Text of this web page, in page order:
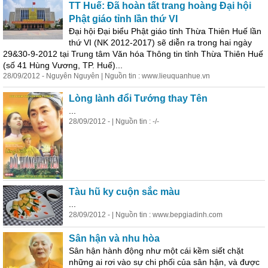
TT Huế: Đã hoàn tất trang hoàng Đại hội
Phật giáo tỉnh lần thứ VI
Đại hội Đại biểu Phật giáo tỉnh Thừa Thiên Huế lần
thứ VI (NK 2012-2017) sẽ diễn ra trong hai ngày
29&30-9-2012 tại Trung tâm Văn hóa Thông tin tỉnh Thừa Thiên Huế
(số 41 Hùng Vương, TP. Huế)...
28/09/2012 - Nguyên Nguyên | Nguồn tin : www.lieuquanhue.vn
Lòng lành đổi Tướng thay Tên
28/09/2012 - | Nguồn tin : -/-
Tàu hũ ky cuộn sắc màu
28/09/2012 - | Nguồn tin : www.bepgiadinh.com
Sân hận và nhu hòa
Sân hận hành động như một cái kềm siết chặt
những ai rơi vào sự chi phối của sân hận, và được